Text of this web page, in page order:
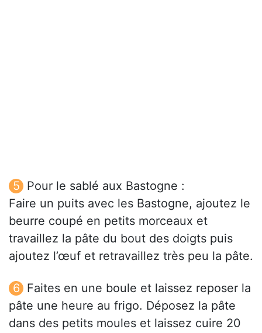
Pour le sablé aux Bastogne :
Faire un puits avec les Bastogne, ajoutez le
beurre coupé en petits morceaux et
travaillez la pâte du bout des doigts puis
ajoutez l’œuf et retravaillez très peu la pâte.
Faites en une boule et laissez reposer la
pâte une heure au frigo. Déposez la pâte
dans des petits moules et laissez cuire 20